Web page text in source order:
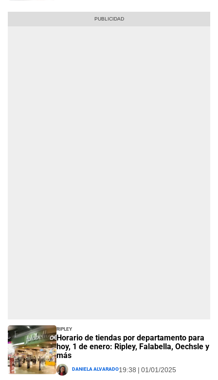
Ripley
Horario de tiendas por departamento para
hoy, 1 de enero: Ripley, Falabella, Oechsle y
más
Daniela Alvarado19:38 | 01/01/2025